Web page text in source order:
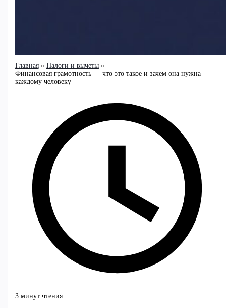
Главная
Налоги и вычеты
Финансовая грамотность — что это такое и зачем она нужна
каждому человеку
3 минут чтения